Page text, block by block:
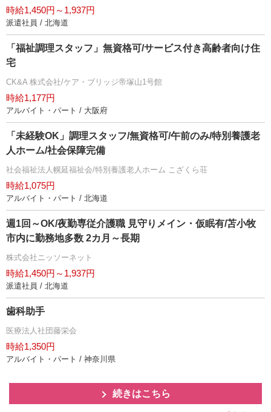
時給1,450円～1,937円
派遣社員 / 北海道
「福祉調理スタッフ」無資格可/サービス付き高齢者向け住
宅
CK&A 株式会社/ケア・ブリッジ帝塚山1号館
時給1,177円
アルバイト・パート / 大阪府
「未経験OK」調理スタッフ/無資格可/午前のみ/特別養護老
人ホーム/社会保障完備
社会福祉法人幌延福祉会/特別養護老人ホーム こざくら荘
時給1,075円
アルバイト・パート / 北海道
週1回～OK/夜勤専従介護職 見守りメイン・仮眠有/苫小牧
市内に勤務地多数 2カ月～長期
株式会社ニッソーネット
時給1,450円～1,937円
派遣社員 / 北海道
歯科助手
医療法人社団藤栄会
時給1,350円
アルバイト・パート / 神奈川県
続きはこちら